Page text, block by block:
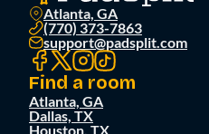
Atlanta, GA
(770) 373-7863
support@padsplit.com
Find a room
Atlanta, GA
Dallas, TX
Houston, TX